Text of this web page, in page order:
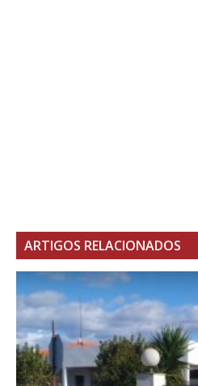
ARTIGOS RELACIONADOS